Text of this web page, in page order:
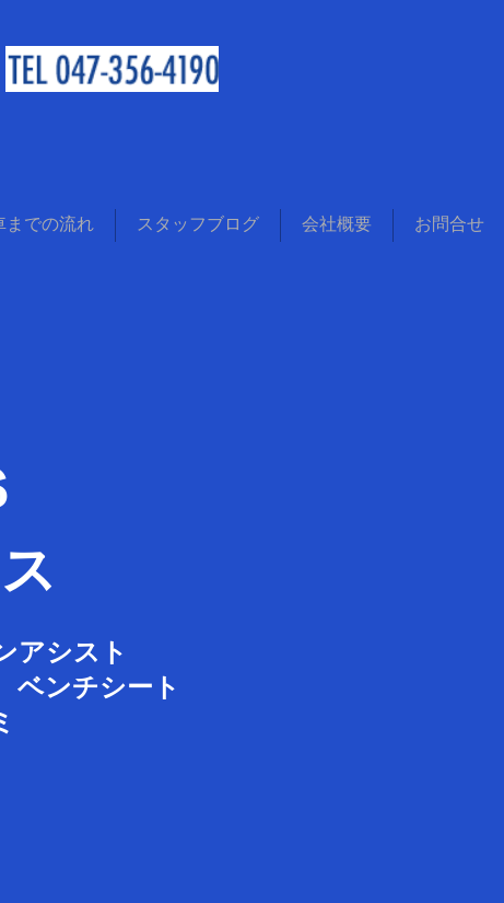
までの流れ スタッフブログ 会社概要 お問合せ
シスト
ンチシート